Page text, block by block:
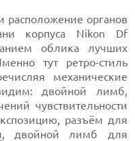
органов
корпуса Nikon Df
облика лучших
тут ретро-стиль
механические
двойной лимб,
чувствительности
разъём для
, двойной лимб для